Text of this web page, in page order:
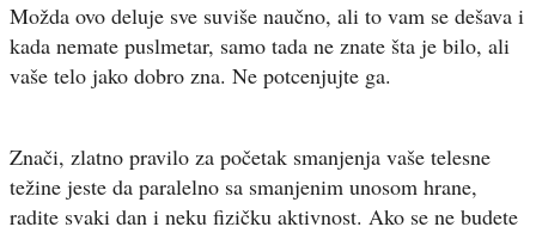
Možda ovo deluje sve suviše naučno, ali to vam se dešava i
kada nemate puslmetar, samo tada ne znate šta je bilo, ali
vaše telo jako dobro zna. Ne potcenjujte ga.
Znači, zlatno pravilo za početak smanjenja vaše telesne
težine jeste da paralelno sa smanjenim unosom hrane,
radite svaki dan i neku fizičku aktivnost. Ako se ne budete